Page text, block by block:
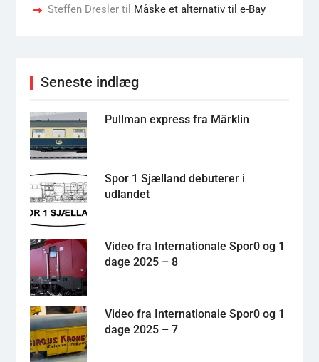
Steffen Dreslertil Måske et alternativ til e-Bay
Seneste indlæg
Pullman express fra Märklin
Spor 1 Sjælland debuterer i
udlandet
Video fra Internationale Spor0 og 1
dage 2025 – 8
Video fra Internationale Spor0 og 1
dage 2025 – 7